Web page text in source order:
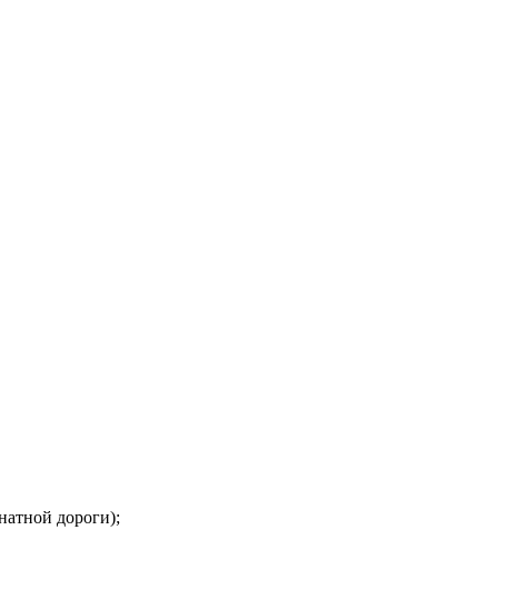
деревня народа Чжуан — малоизвестные туристам уголки Китая.
дороги);